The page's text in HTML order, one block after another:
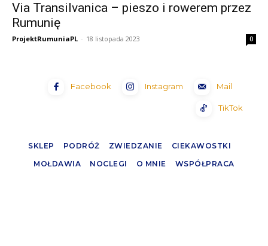
Via Transilvanica – pieszo i rowerem przez
Rumunię
ProjektRumuniaPL - 18 listopada 2023 0
Facebook Instagram Mail
TikTok
SKLEP PODRÓŻ ZWIEDZANIE
CIEKAWOSTKI
MOŁDAWIA
NOCLEGI O MNIE WSPÓŁPRACA